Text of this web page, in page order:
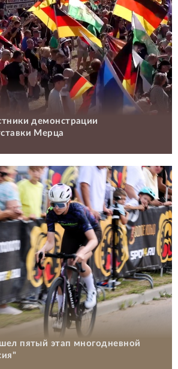
демонстрации
Мерца
пятый этап многодневной